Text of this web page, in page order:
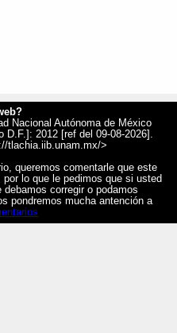
Nacional Autónoma de México
D.F.]: 2012 [ref del 09-08-2026].
tlachia.iib.unam.mx/>
queremos comentarle que este
lo que le pedimos que si usted
corregir o podamos
pondremos mucha antención a